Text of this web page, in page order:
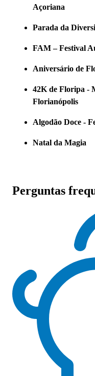
Açoriana
Parada da
FAM – Festival
Aniversário de
42K de Floripa -
Florianópolis
Algodão Doce -
Natal da Magia
Perguntas